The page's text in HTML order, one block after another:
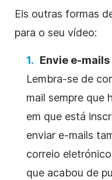
Eis outras formas
para o seu vídeo:
Envie e-
Lembra-se de
mail sempre que
em que está
enviar e-mails
correio
que acabou de